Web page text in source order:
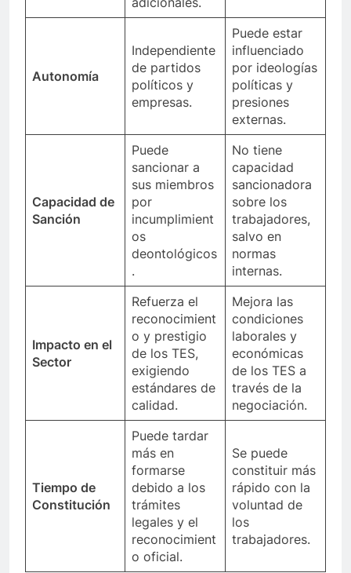
Autonomía
Independiente
de partidos
políticos y
empresas.
Puede estar
influenciado
por ideologías
políticas y
presiones
externas.
Capacidad de
Sanción
Puede
sancionar a
sus miembros
por
incumplimient
os
deontológicos
.
No tiene
capacidad
sancionadora
sobre los
trabajadores,
salvo en
normas
internas.
Impacto en el
Sector
Refuerza el
reconocimient
o y prestigio
de los TES,
exigiendo
estándares de
calidad.
Mejora las
condiciones
laborales y
económicas
de los TES a
través de la
negociación.
Tiempo de
Constitución
Puede tardar
más en
formarse
debido a los
trámites
legales y el
reconocimient
o oficial.
Se puede
constituir más
rápido con la
voluntad de
los
trabajadores.